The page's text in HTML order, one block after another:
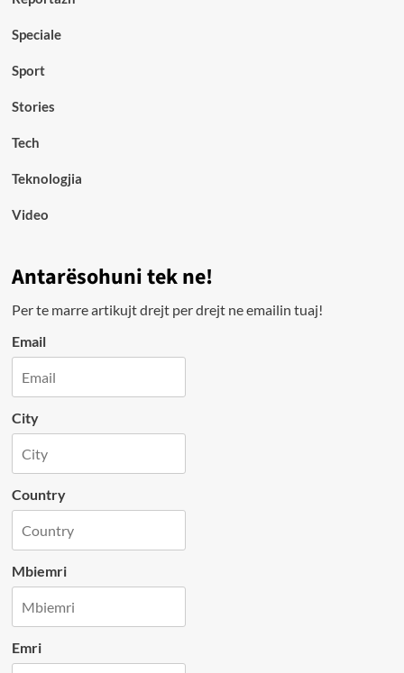
Speciale
Sport
Stories
Tech
Teknologjia
Video
Antarësohuni tek ne!
Per te marre artikujt drejt per drejt ne emailin tuaj!
Email
City
Country
Mbiemri
Emri